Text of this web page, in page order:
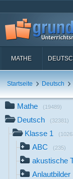
MATHE
Startseite Deutsch
Mathe (19489)
Deutsch (32381)
Klasse 1
ABC (235)
akustische
Anlautbilder